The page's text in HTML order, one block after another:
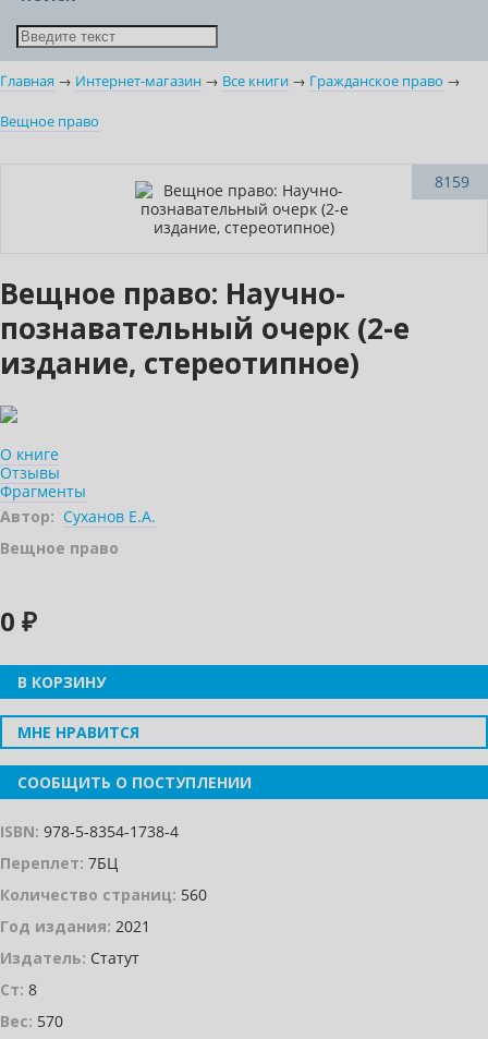
Главная → Интернет-магазин → Все книги → Гражданское право →
Вещное право
8159
Вещное право: Научно-
познавательный очерк (2-е
издание, стереотипное)
О книге
Отзывы
Фрагменты
Автор: Суханов Е.А.
Вещное право
0 ₽
В КОРЗИНУ
МНЕ НРАВИТСЯ
СООБЩИТЬ О ПОСТУПЛЕНИИ
ISBN: 978-5-8354-1738-4
Переплет: 7БЦ
Количество страниц: 560
Год издания: 2021
Издатель: Статут
Ст: 8
Вес: 570